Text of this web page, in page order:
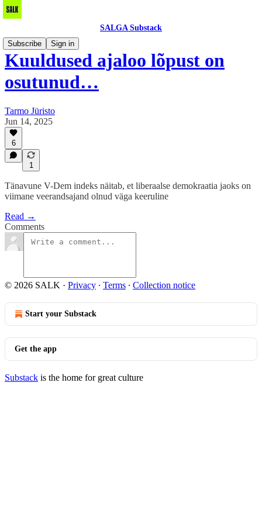
SALGA Substack
Subscribe
Sign in
Kuuldused ajaloo lõpust on
osutunud…
Tarmo Jüristo
Jun 14, 2025
6
1
Tänavune V-Dem indeks näitab, et liberaalse demokraatia jaoks on
viimane veerandsajand olnud väga keeruline
Read →
Comments
© 2026 SALK · Privacy ∙ Terms ∙ Collection notice
Start your Substack
Get the app
Substack is the home for great culture